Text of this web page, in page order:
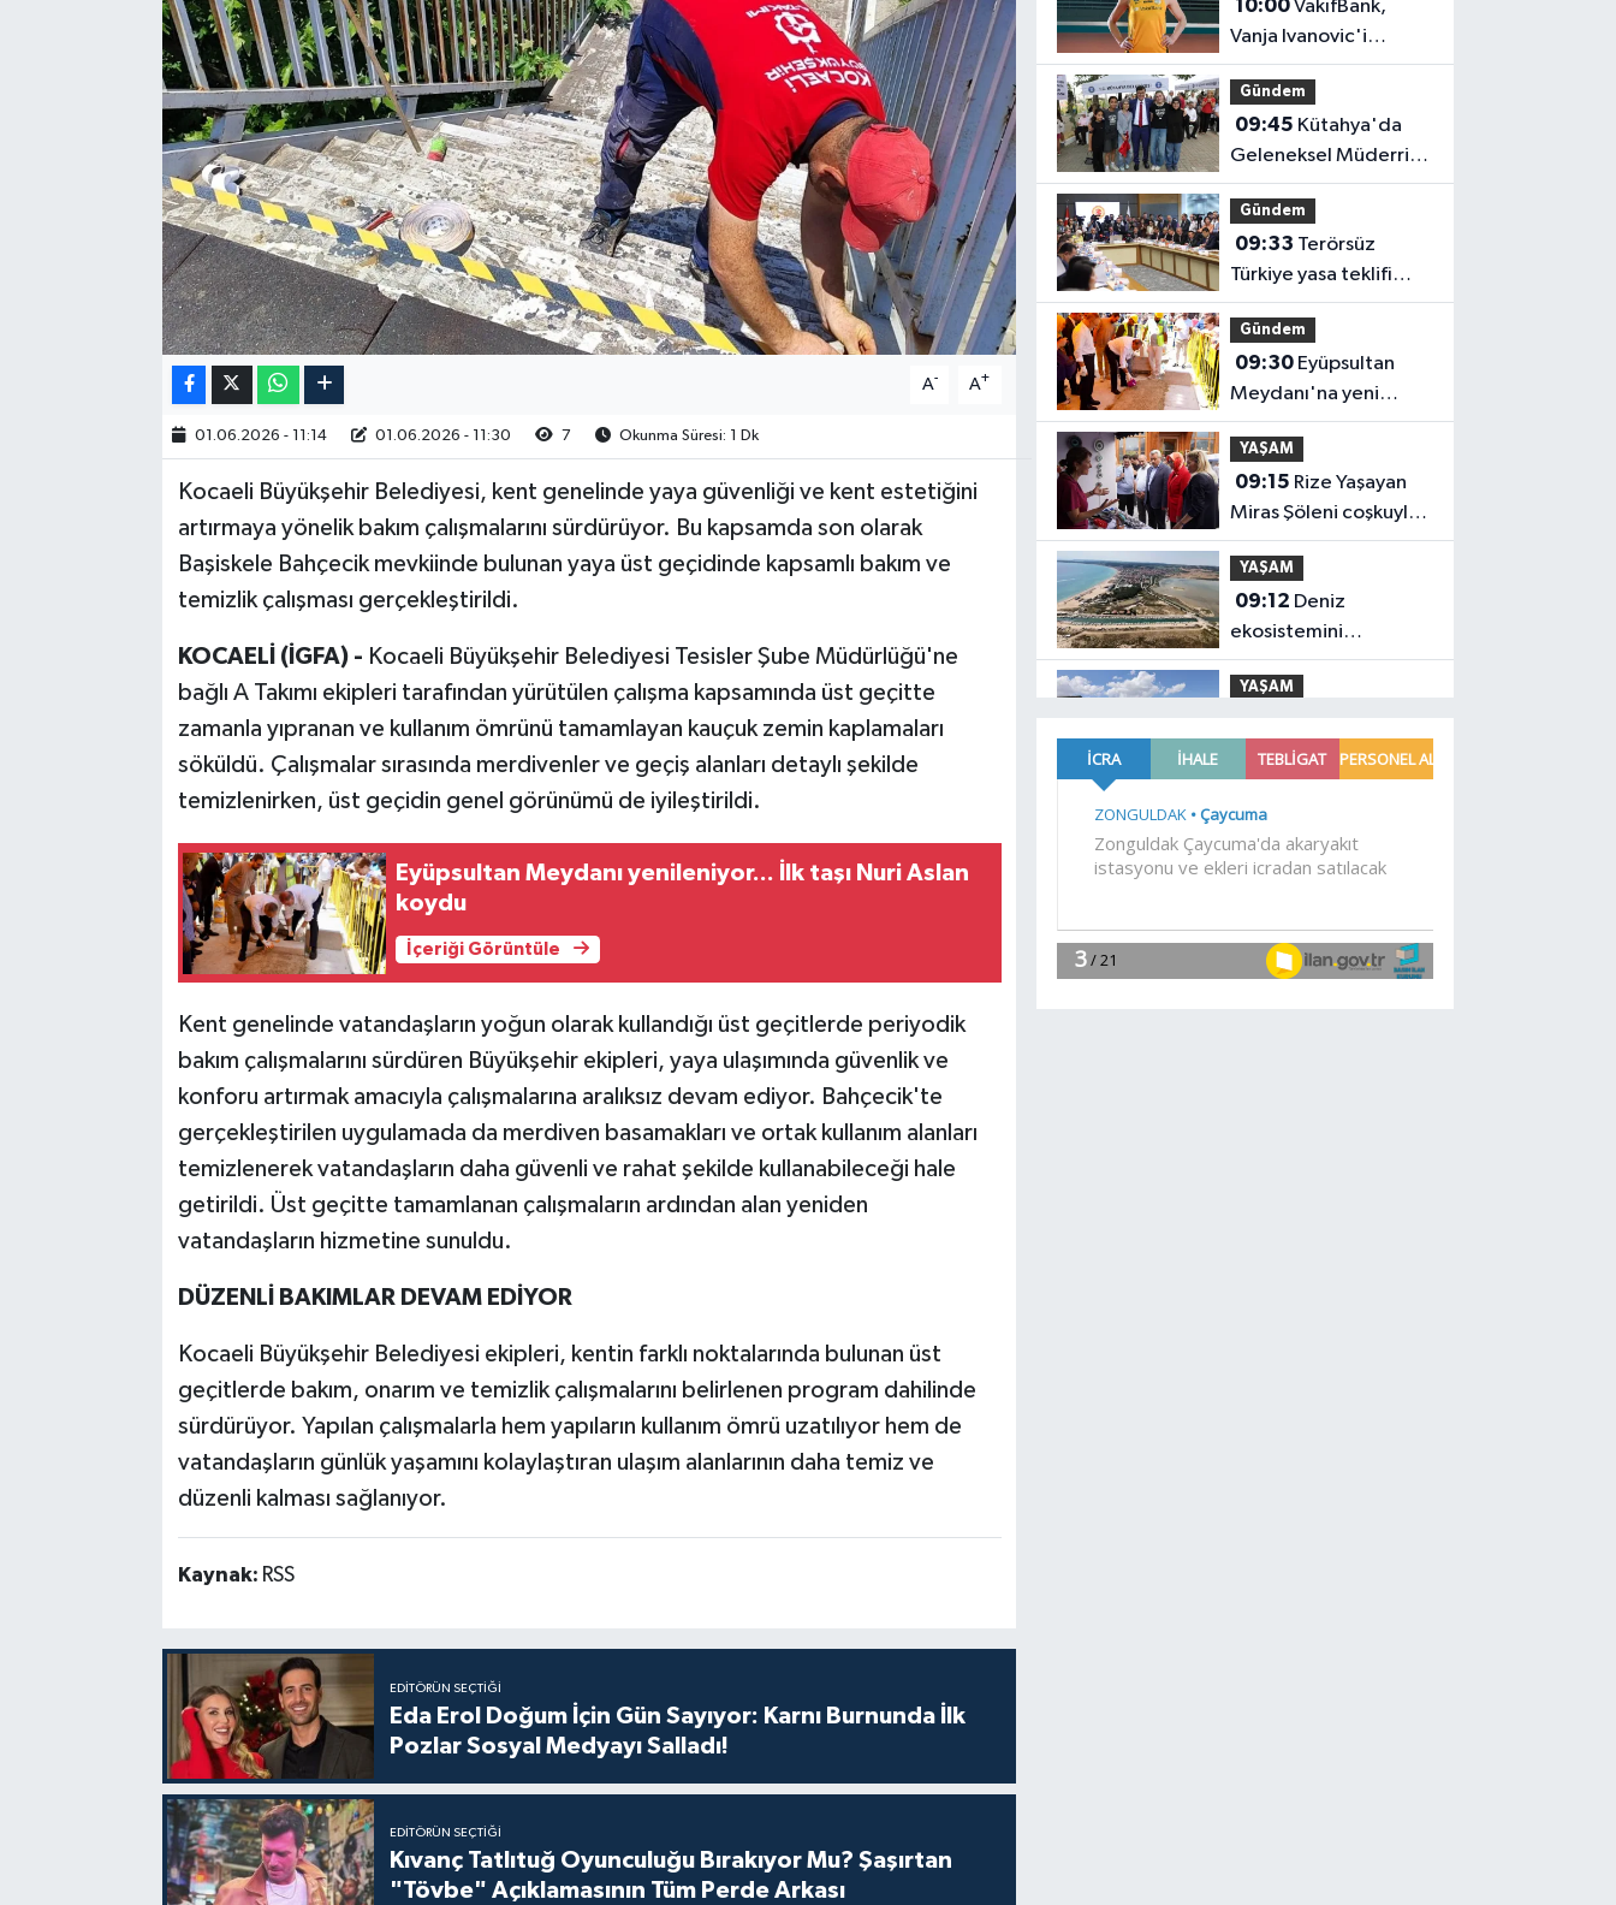
A- A+
01.06.2026 - 11:14 01.06.2026 - 11:30 7 Okunma Süresi: 1 Dk
Kocaeli Büyükşehir Belediyesi, kent genelinde yaya güvenliği ve kent estetiğini
artırmaya yönelik bakım çalışmalarını sürdürüyor. Bu kapsamda son olarak
Başiskele Bahçecik mevkiinde bulunan yaya üst geçidinde kapsamlı bakım ve
temizlik çalışması gerçekleştirildi.
KOCAELİ (İGFA) - Kocaeli Büyükşehir Belediyesi Tesisler Şube Müdürlüğü'ne
bağlı A Takımı ekipleri tarafından yürütülen çalışma kapsamında üst geçitte
zamanla yıpranan ve kullanım ömrünü tamamlayan kauçuk zemin kaplamaları
söküldü. Çalışmalar sırasında merdivenler ve geçiş alanları detaylı şekilde
temizlenirken, üst geçidin genel görünümü de iyileştirildi.
Eyüpsultan Meydanı yenileniyor... İlk taşı Nuri Aslan
koydu
İçeriği Görüntüle
Kent genelinde vatandaşların yoğun olarak kullandığı üst geçitlerde periyodik
bakım çalışmalarını sürdüren Büyükşehir ekipleri, yaya ulaşımında güvenlik ve
konforu artırmak amacıyla çalışmalarına aralıksız devam ediyor. Bahçecik'te
gerçekleştirilen uygulamada da merdiven basamakları ve ortak kullanım alanları
temizlenerek vatandaşların daha güvenli ve rahat şekilde kullanabileceği hale
getirildi. Üst geçitte tamamlanan çalışmaların ardından alan yeniden
vatandaşların hizmetine sunuldu.
DÜZENLİ BAKIMLAR DEVAM EDİYOR
Kocaeli Büyükşehir Belediyesi ekipleri, kentin farklı noktalarında bulunan üst
geçitlerde bakım, onarım ve temizlik çalışmalarını belirlenen program dahilinde
sürdürüyor. Yapılan çalışmalarla hem yapıların kullanım ömrü uzatılıyor hem de
vatandaşların günlük yaşamını kolaylaştıran ulaşım alanlarının daha temiz ve
düzenli kalması sağlanıyor.
Kaynak: RSS
EDITÖRÜN SEÇTIĞI
Eda Erol Doğum İçin Gün Sayıyor: Karnı Burnunda İlk
Pozlar Sosyal Medyayı Salladı!
EDITÖRÜN SEÇTIĞI
Kıvanç Tatlıtuğ Oyunculuğu Bırakıyor Mu? Şaşırtan
"Tövbe" Açıklamasının Tüm Perde Arkası
10:00VakıfBank,
Vanja Ivanovic'i
transfer etti
Gündem
09:45
Geleneksel Müderris
Mahallesi Şenliği
coşkusu
Gündem
09:33
Türkiye yasa teklifi
komisyondan geçti
Gündem
09:30
Meydanı'na yeni
düzenleme
YAŞAM
09:15
Miras Şöleni coşkuyla
başladı
YAŞAM
09:12
ekosistemini
koruyacak proje
YAŞAM
taş çıkartan Vali
09:06Muhtarlardan
makarna yarışı
09:03 Zabıtadan
RESMİ İLAN